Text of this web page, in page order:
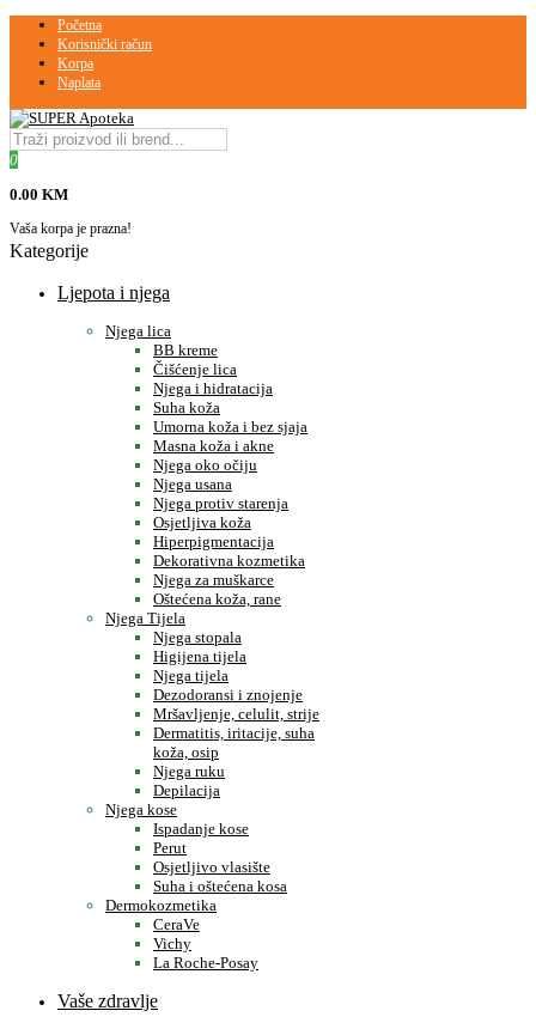
Početna
Korisnički račun
Korpa
Naplata
0
0.00 KM
Vaša korpa je prazna!
Kategorije
Ljepota i njega
Njega lica
BB kreme
Čišćenje lica
Njega i hidratacija
Suha koža
Umorna koža i bez sjaja
Masna koža i akne
Njega oko očiju
Njega usana
Njega protiv starenja
Osjetljiva koža
Hiperpigmentacija
Dekorativna kozmetika
Njega za muškarce
Oštećena koža, rane
Njega Tijela
Njega stopala
Higijena tijela
Njega tijela
Dezodoransi i znojenje
Mršavljenje, celulit, strije
Dermatitis, iritacije, suha
koža, osip
Njega ruku
Depilacija
Njega kose
Ispadanje kose
Perut
Osjetljivo vlasište
Suha i oštećena kosa
Dermokozmetika
CeraVe
Vichy
La Roche-Posay
Vaše zdravlje